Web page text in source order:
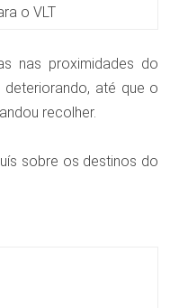
o VLT
nas proximidades do
até que o
recolher.
sobre os destinos do